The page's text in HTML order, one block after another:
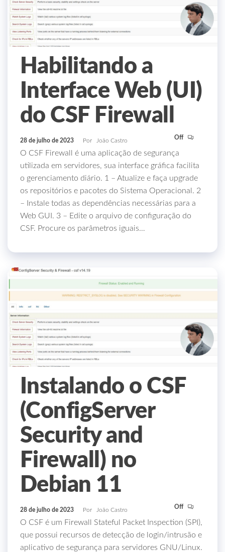
Habilitando a
Interface Web (UI)
do CSF Firewall
28 de julho de 2023 Por João Castro Off
O CSF Firewall é uma aplicação de segurança
utilizada em servidores, sua interface gráfica facilita
o gerenciamento diário. 1 – Atualize e faça upgrade
os repositórios e pacotes do Sistema Operacional. 2
– Instale todas as dependências necessárias para a
Web GUI. 3 – Edite o arquivo de configuração do
CSF. Procure os parâmetros iguais…
Instalando o CSF
(ConfigServer
Security and
Firewall) no
Debian 11
28 de julho de 2023 Por João Castro Off
O CSF é um Firewall Stateful Packet Inspection (SPI),
que possui recursos de detecção de login/intrusão e
aplicativo de segurança para servidores GNU/Linux.